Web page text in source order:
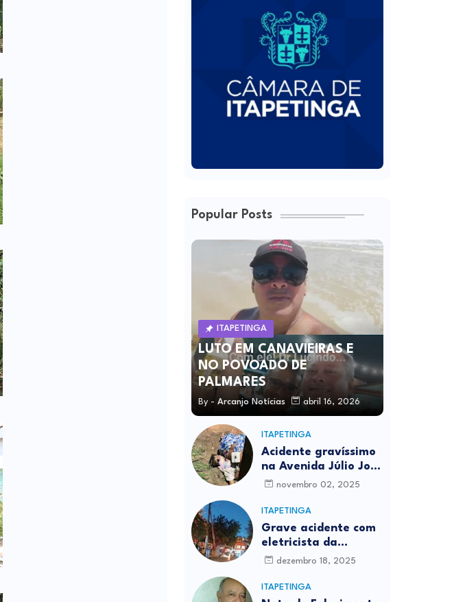
Popular Posts
ITAPETINGA
LUTO EM CANAVIEIRAS E
NO POVOADO DE
PALMARES
By - Arcanjo Notícias abril 16, 2026
ITAPETINGA
Acidente gravíssimo
na Avenida Júlio José
Rodrigues deixa um
novembro 02, 2025
ITAPETINGA
Grave acidente com
eletricista da
Prefeitura é
Itapetinga
dezembro 18, 2025
ITAPETINGA